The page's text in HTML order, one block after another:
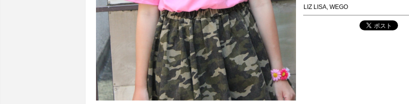
LIZ LISA, WEGO